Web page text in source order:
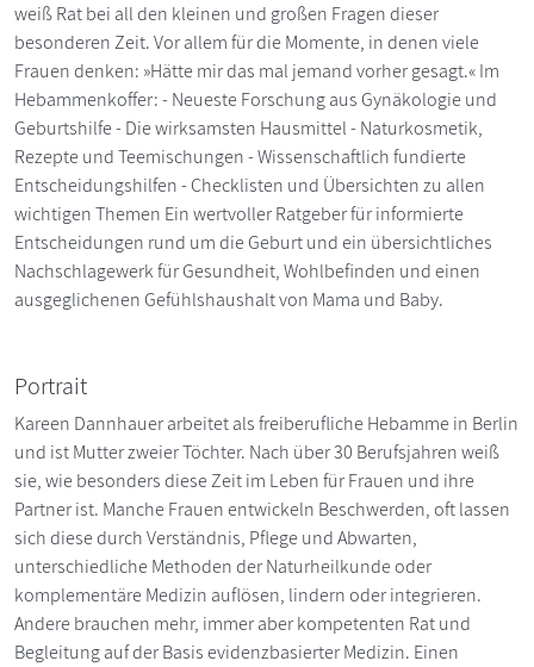
weiß Rat bei all den kleinen und großen Fragen dieser
besonderen Zeit. Vor allem für die Momente, in denen viele
Frauen denken: »Hätte mir das mal jemand vorher gesagt.« Im
Hebammenkoffer: - Neueste Forschung aus Gynäkologie und
Geburtshilfe - Die wirksamsten Hausmittel - Naturkosmetik,
Rezepte und Teemischungen - Wissenschaftlich fundierte
Entscheidungshilfen - Checklisten und Übersichten zu allen
wichtigen Themen Ein wertvoller Ratgeber für informierte
Entscheidungen rund um die Geburt und ein übersichtliches
Nachschlagewerk für Gesundheit, Wohlbefinden und einen
ausgeglichenen Gefühlshaushalt von Mama und Baby.
Portrait
Kareen Dannhauer arbeitet als freiberufliche Hebamme in Berlin
und ist Mutter zweier Töchter. Nach über 30 Berufsjahren weiß
sie, wie besonders diese Zeit im Leben für Frauen und ihre
Partner ist. Manche Frauen entwickeln Beschwerden, oft lassen
sich diese durch Verständnis, Pflege und Abwarten,
unterschiedliche Methoden der Naturheilkunde oder
komplementäre Medizin auflösen, lindern oder integrieren.
Andere brauchen mehr, immer aber kompetenten Rat und
Begleitung auf der Basis evidenzbasierter Medizin. Einen